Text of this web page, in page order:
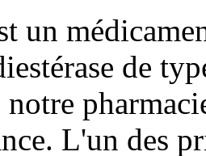
un
de
L'un des